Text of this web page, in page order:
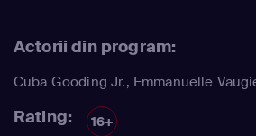
Actorii din program:
Cuba Gooding Jr., Emmanuelle
Rating: 16+